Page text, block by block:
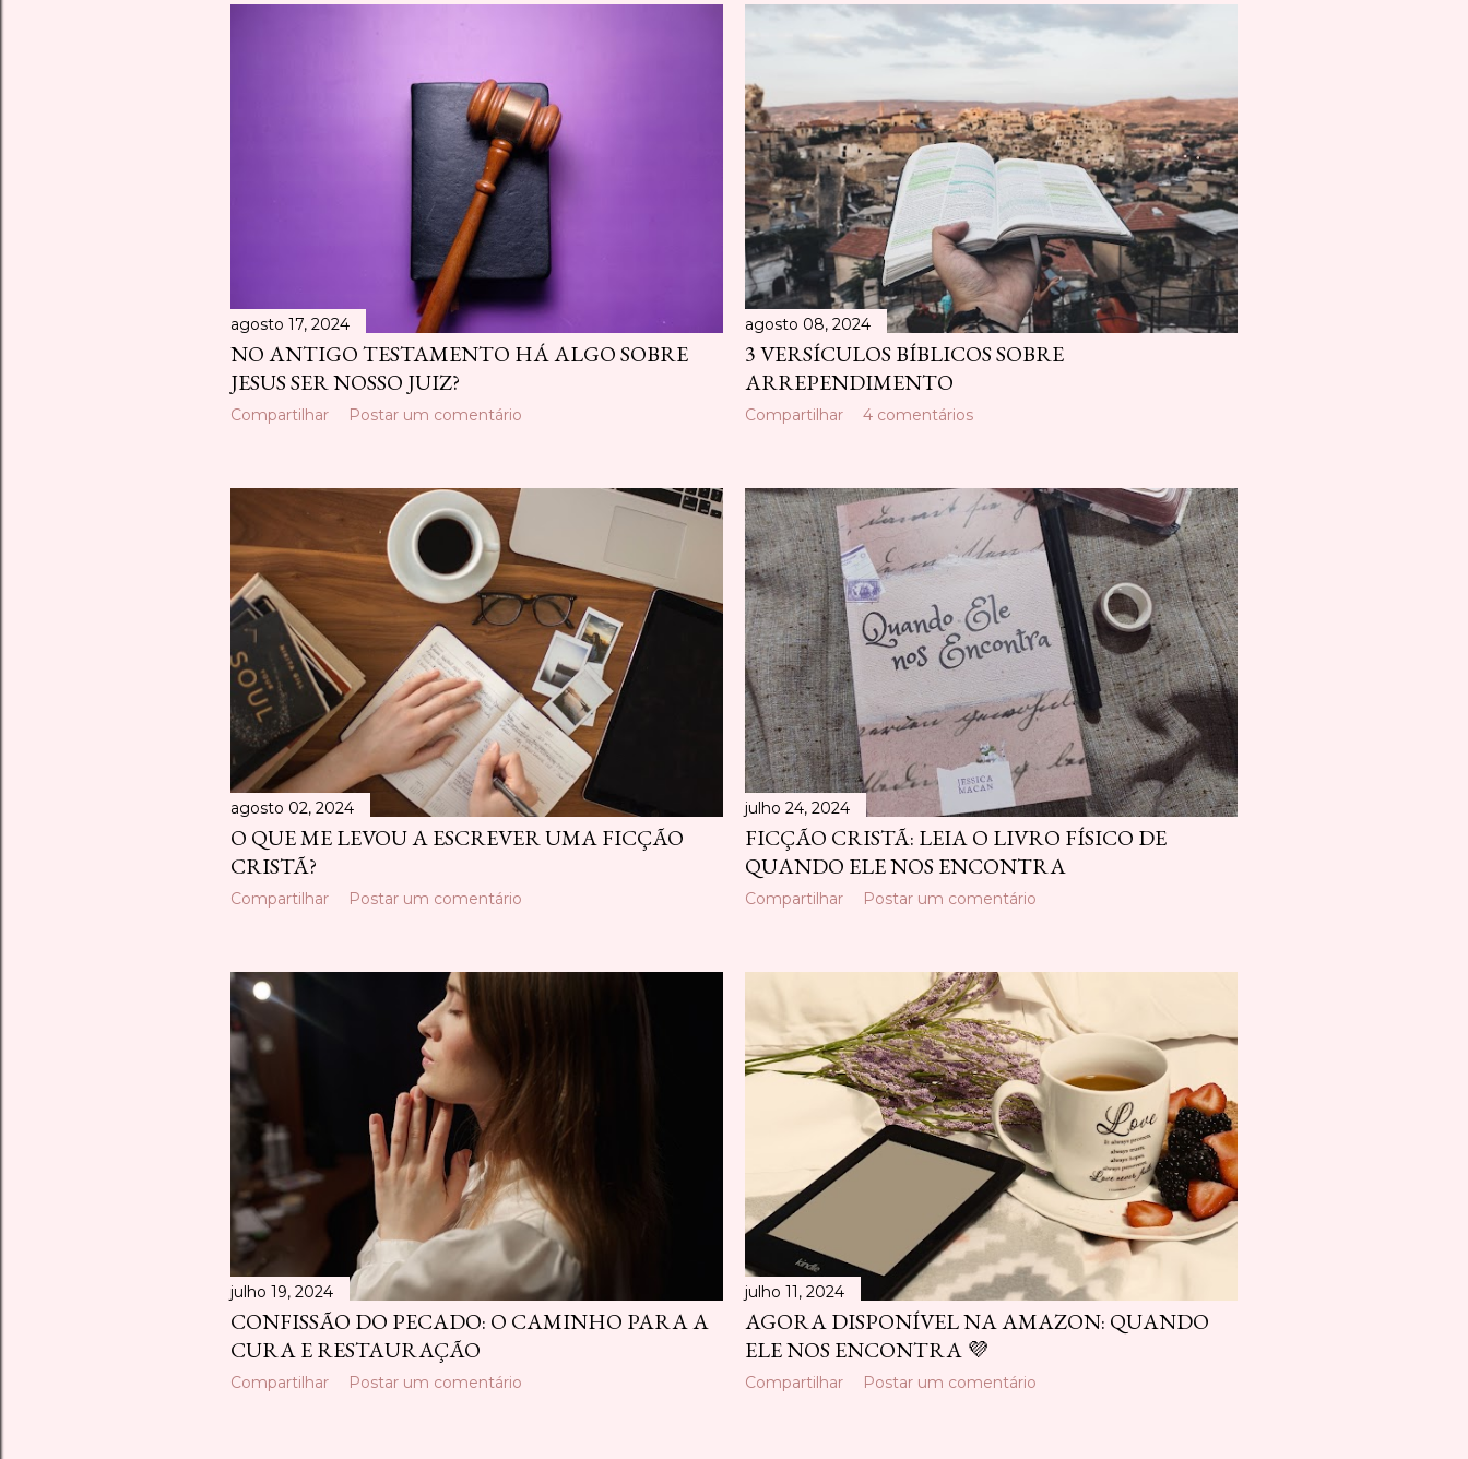
agosto 17, 2024
NO ANTIGO TESTAMENTO HÁ ALGO SOBRE
JESUS SER NOSSO JUIZ?
Compartilhar Postar um comentário
agosto 08, 2024
3 VERSÍCULOS BÍBLICOS SOBRE
ARREPENDIMENTO
Compartilhar 4 comentários
agosto 02, 2024
O QUE ME LEVOU A ESCREVER UMA FICÇÃO
CRISTÃ?
Compartilhar Postar um comentário
julho 24, 2024
FICÇÃO CRISTÃ: LEIA O LIVRO FÍSICO DE
QUANDO ELE NOS ENCONTRA
Compartilhar Postar um comentário
julho 19, 2024
CONFISSÃO DO PECADO: O CAMINHO PARA A
CURA E RESTAURAÇÃO
Compartilhar Postar um comentário
julho 11, 2024
AGORA DISPONÍVEL NA AMAZON: QUANDO
ELE NOS ENCONTRA 💜
Compartilhar Postar um comentário